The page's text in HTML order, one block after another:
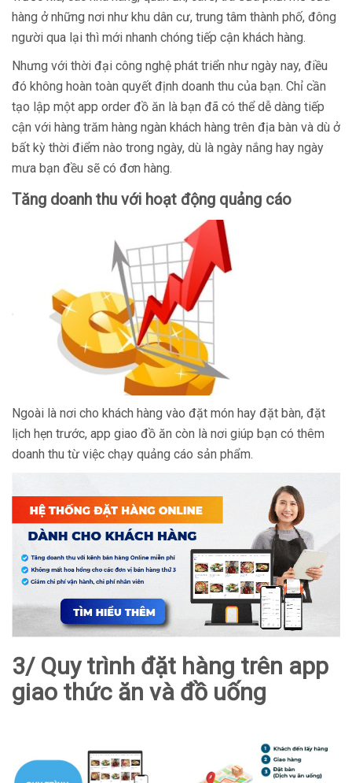
hàng ở những nơi như khu dân cư, trung tâm thành phố, đông
người qua lại thì mới nhanh chóng tiếp cận khách hàng.
Nhưng với thời đại công nghệ phát triển như ngày nay, điều
đó không hoàn toàn quyết định doanh thu của bạn. Chỉ cần
tạo lập một app order đồ ăn là bạn đã có thể dễ dàng tiếp
cận với hàng trăm hàng ngàn khách hàng trên địa bàn và dù ở
bất kỳ thời điểm nào trong ngày, dù là ngày nắng hay ngày
mưa bạn đều sẽ có đơn hàng.
Tăng doanh thu với hoạt động quảng cáo
Ngoài là nơi cho khách hàng vào đặt món hay đặt bàn, đặt
lịch hẹn trước, app giao đồ ăn còn là nơi giúp bạn có thêm
doanh thu từ việc chạy quảng cáo sản phẩm.
3/ Quy trình đặt hàng trên app
giao thức ăn và đồ uống